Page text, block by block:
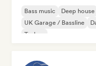
Bass music Deep house
UK Garage / Bassline
Techno